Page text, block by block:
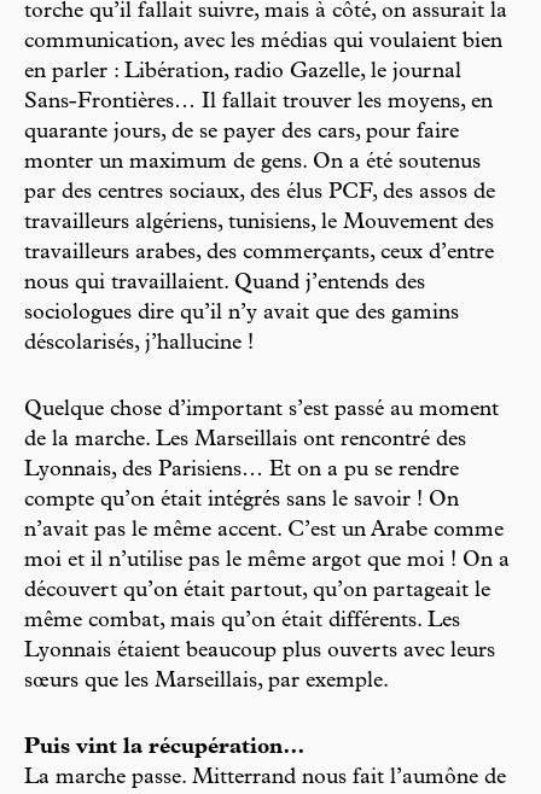
torche qu’il fallait suivre, mais à côté, on assurait la
communication, avec les médias qui voulaient bien
en parler : Libération, radio Gazelle, le journal
Sans-Frontières… Il fallait trouver les moyens, en
quarante jours, de se payer des cars, pour faire
monter un maximum de gens. On a été soutenus
par des centres sociaux, des élus PCF, des assos de
travailleurs algériens, tunisiens, le Mouvement des
travailleurs arabes, des commerçants, ceux d’entre
nous qui travaillaient. Quand j’entends des
sociologues dire qu’il n’y avait que des gamins
déscolarisés, j’hallucine !
Quelque chose d’important s’est passé au moment
de la marche. Les Marseillais ont rencontré des
Lyonnais, des Parisiens… Et on a pu se rendre
compte qu’on était intégrés sans le savoir ! On
n’avait pas le même accent. C’est un Arabe comme
moi et il n’utilise pas le même argot que moi ! On a
découvert qu’on était partout, qu’on partageait le
même combat, mais qu’on était différents. Les
Lyonnais étaient beaucoup plus ouverts avec leurs
sœurs que les Marseillais, par exemple.
Puis vint la récupération…
La marche passe. Mitterrand nous fait l’aumône de